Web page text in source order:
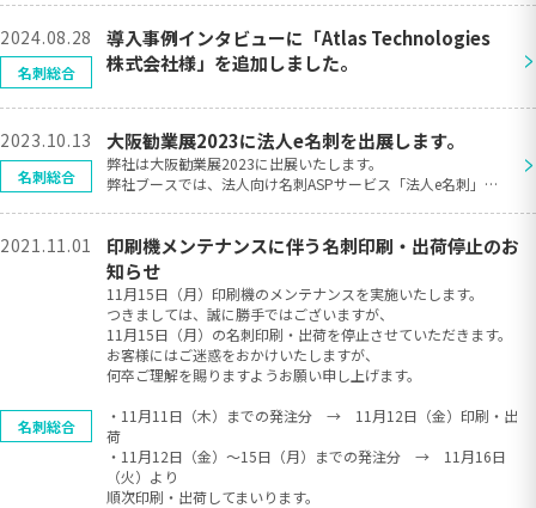
2024.08.28
導入事例インタビューに「Atlas Technologies
株式会社様」を追加しました。
>
名刺総合
2023.10.13 大阪勧業展2023に法人e名刺を出展します。
弊社は大阪勧業展2023に出展いたします。
弊社ブースでは、法人向け名刺ASPサービス「法人e名刺」の
す。ぜひ、ご来場ください。
展示会： 大阪勧業展2023
会 期： 2023年10月18日(水）～19日（木）
時 間： 18日 10:00～17:00
19日 09:30～16:00
会 場： マイドームおおさか（大阪府大阪市中央区本町橋
２−５）
ブース： 3F B-05
製 品： 法人向け名刺ASPサービス「法人e名刺」
>
名刺総合
2021.11.01
印刷機メンテナンスに伴う名刺印刷・出荷停止のお
知らせ
11月15日（月）印刷機のメンテナンスを実施いたします。
つきましては、誠に勝手ではございますが、
11月15日（月）の名刺印刷・出荷を停止させていただきます。
お客様にはご迷惑をおかけいたしますが、
何卒ご理解を賜りますようお願い申し上げます。
・11月11日（木）までの発注分 → 11月12日（金）印刷・出
荷
・11月12日（金）～15日（月）までの発注分 → 11月16日
（火）より
順次印刷・出荷してまいります。
名刺総合